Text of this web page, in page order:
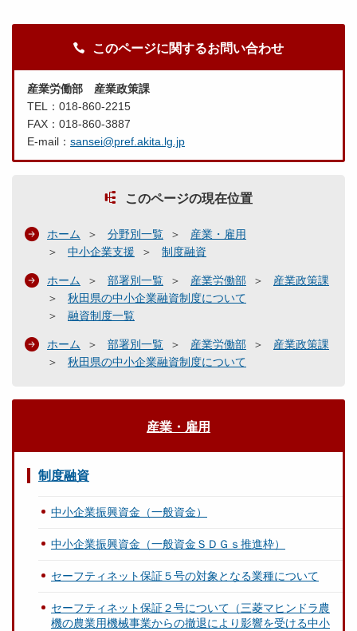
このページに関するお問い合わせ
産業労働部 産業政策課
TEL：018‐860‐2215
FAX：018‐860‐3887
E-mail： sansei@pref.akita.lg.jp
このページの現在位置
ホーム 分野別一覧
産業・雇用
中小企業支援
制度融資
ホーム 部署別一覧 産業労働部
産業政策課
秋田県の中小企業融資制度について
融資制度一覧
ホーム 部署別一覧 産業労働部
産業政策課
秋田県の中小企業融資制度について
産業・雇用
制度融資
中小企業振興資金（一般資金）
中小企業振興資金（一般資金ＳＤＧｓ推進枠）
セーフティネット保証５号の対象となる業種について
セーフティネット保証２号について（三菱マヒンドラ農
機の農業用機械事業からの撤退により影響を受ける中小